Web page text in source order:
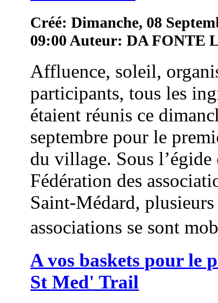
Créé: Dimanche, 08
09:00Auteur: DA FONTE
Affluence, soleil,
participants, tous les
étaient réunis ce
septembre pour le
du village. Sous l’égide
Fédération des
Saint-Médard, plusieurs
associations se sont
A vos baskets pour le
St Med' Trail